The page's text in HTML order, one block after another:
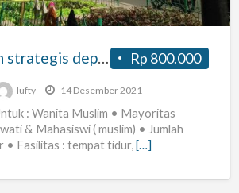
Rp 800.000
kos muslimah strategis depan PGC Cililitan Jakarta Timur
lufty 14 Desember 2021
: Wanita Muslim • Mayoritas
& Mahasiswi ( muslim) • Jumlah
• Fasilitas : tempat tidur,[…]